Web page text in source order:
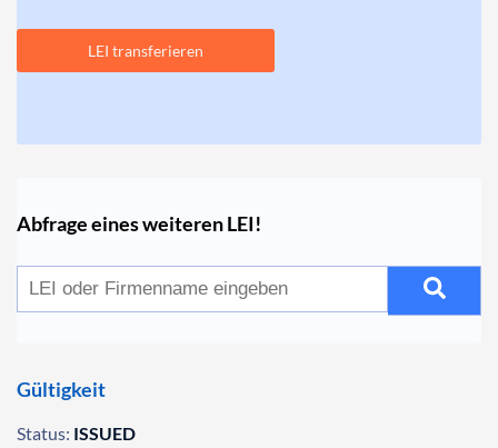
LEI transferieren
Abfrage eines weiteren LEI!
Gültigkeit
Status: ISSUED